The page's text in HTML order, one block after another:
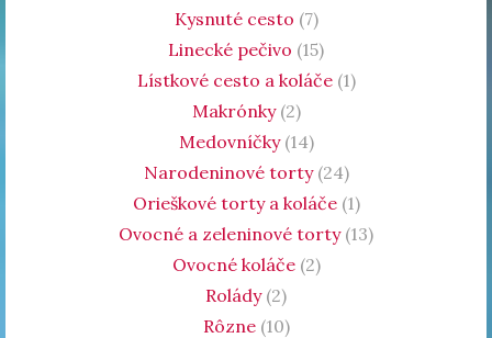
Kysnuté cesto (7)
Linecké pečivo (15)
Lístkové cesto a koláče(1)
Makrónky(2)
Medovníčky(14)
Narodeninové torty(24)
Orieškové torty a koláče(1)
Ovocné a zeleninové torty(13)
Ovocné koláče(2)
Rolády(2)
Rôzne(10)